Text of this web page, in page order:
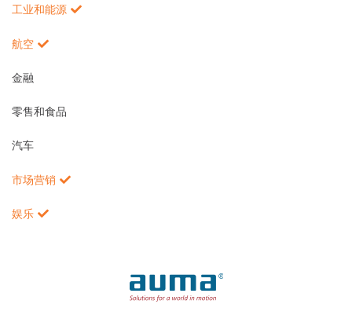
工业和能源
航空
金融
零售和食品
汽车
市场营销
娱乐